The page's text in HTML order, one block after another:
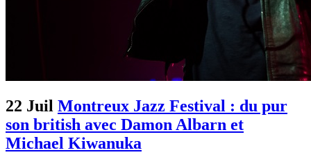
22 Juil Montreux Jazz Festival : du pur
son british avec Damon Albarn et
Michael Kiwanuka